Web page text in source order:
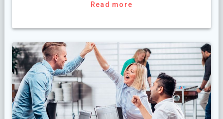
Read more